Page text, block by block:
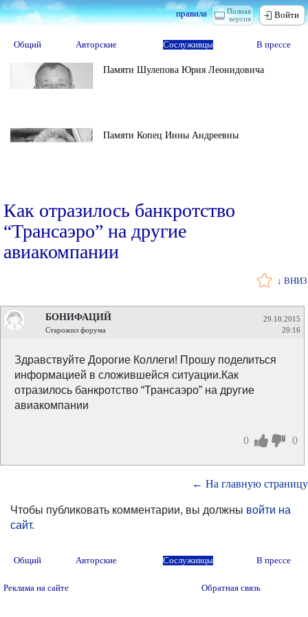
Полная
версия
правила Войти
Общий Авторские Сослуживцы В прессе
Памяти Шулепова Юрия Леонидовича
Памяти Копец Инны Андреевны
Как отразилось банкротство
“Трансаэро” на другие
авиакомпании
↓ ВНИЗ
БОНИФАЦИЙ
Старожил форума
29.10.2015
20:16
Здравствуйте Дорогие Коллеги! Прошу поделиться
информацией в сложившейся ситуации.Как
отразилось банкротство “Трансаэро” на другие
авиакомпании
0 0
← На главную страницу
Чтобы публиковать комментарии, вы должны войти на
сайт.
Общий Авторские Сослуживцы В прессе
Реклама на сайте Обратная связь